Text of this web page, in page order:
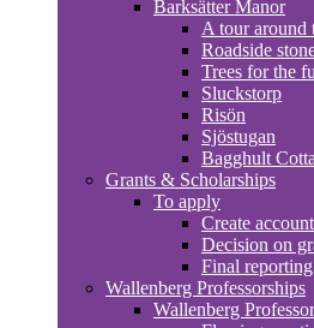
Barksätter Manor
A tour around
Roadside
Trees for the
Sluckstorp
Risön
Sjöstugan
Bagghult
Grants & Scholarships
To apply
Create account
Decision on
Final
Wallenberg Professorships
Wallenberg